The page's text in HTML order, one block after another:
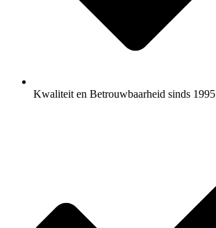
Kwaliteit en Betrouwbaarheid sinds 1995